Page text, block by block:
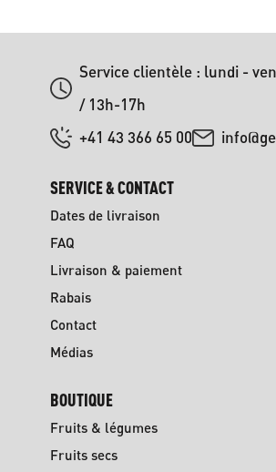
Service clientèle : lundi -
/ 13h-17h
+41 43 366 65 00
SERVICE & CONTACT
Dates de livraison
FAQ
Livraison & paiement
Rabais
Contact
Médias
BOUTIQUE
Fruits & légumes
Fruits secs